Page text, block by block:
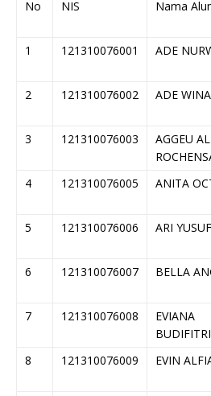
No NIS Nama
1
121310076001 ADE
2
121310076002 ADE
3
121310076003
AGGEU
4
121310076005 ANITA
5
121310076006 ARI
6
121310076007 BELLA
7
121310076008
EVIANA
8
121310076009 EVIN